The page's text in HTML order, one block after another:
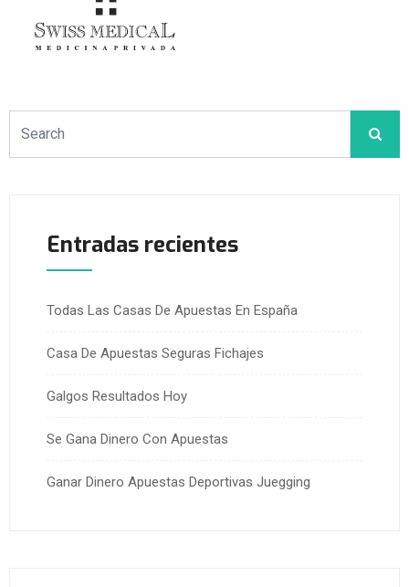
Entradas recientes
Todas Las Casas De Apuestas En España
Casa De Apuestas Seguras Fichajes
Galgos Resultados Hoy
Se Gana Dinero Con Apuestas
Ganar Dinero Apuestas Deportivas Juegging